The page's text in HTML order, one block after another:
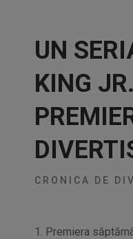
UN
KING
CRONICA DE
1. Premiera